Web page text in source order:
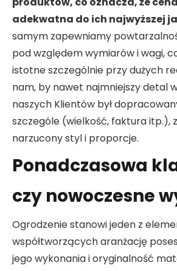
adekwatna do ich najwyższej
samym zapewniamy
pod względem wymiarów i wagi,
istotne szczególnie przy dużych
nam, by nawet najmniejszy detal
naszych Klientów był
szczególe (wielkość, faktura itp.),
narzucony styl i proporcje.
Ponadczasowa
czy nowoczesne
Ogrodzenie stanowi jeden z
współtworzących aranżację
jego wykonania i oryginalność